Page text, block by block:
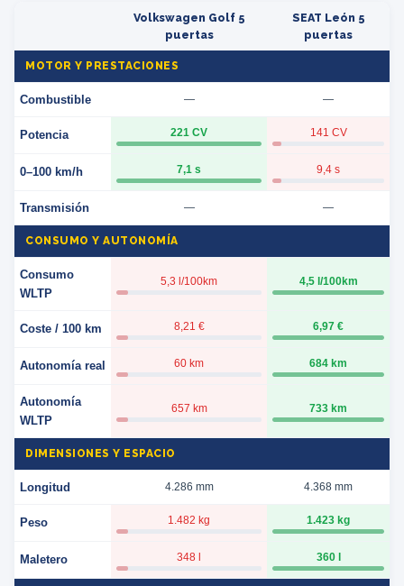
Volkswagen Golf 5
puertas
SEAT León 5
puertas
MOTOR Y PRESTACIONES
Combustible — —
Potencia 221 CV 141 CV
0–100 km/h 7,1 s 9,4 s
Transmisión — —
CONSUMO Y AUTONOMÍA
Consumo
WLTP
5,3 l/100km 4,5 l/100km
Coste / 100 km 8,21 € 6,97 €
Autonomía real 60 km 684 km
Autonomía
WLTP
657 km 733 km
DIMENSIONES Y ESPACIO
Longitud 4.286 mm 4.368 mm
Peso 1.482 kg 1.423 kg
Maletero 348 l 360 l